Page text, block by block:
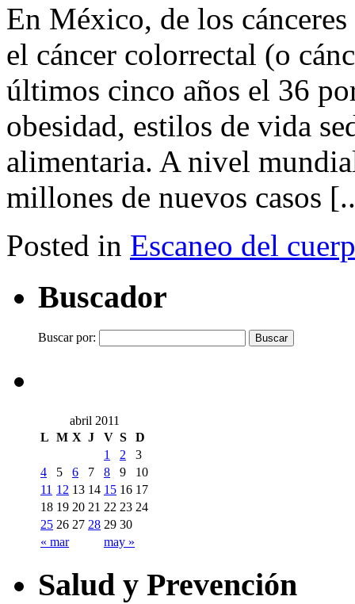
En México, de los
el cáncer colorrectal (o
últimos cinco años el 36
obesidad, estilos de vida
alimentaria. A nivel
millones de nuevos casos
Posted in Escaneo del
Buscador
Buscar por:
abril 2011
L M X J V S D
« mar may »
1 2
3
4
5 6 7 8 9
10
11 12 13 14 15 16 17
18 19 20 21 22 23 24
25 26 27 28 29 30
Salud y Prevención